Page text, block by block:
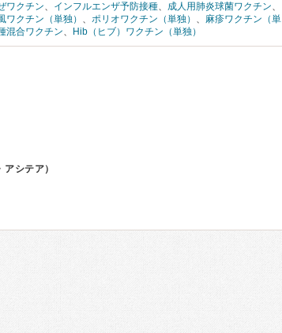
ワクチン、 インフルエンザ予防接種、 成人用肺炎球菌ワクチン、
ワクチン（単独） 、 ポリオワクチン（単独） 、 麻疹ワクチン（単
混合ワクチン、 Hib（ヒブ）ワクチン（単独）
シテア）